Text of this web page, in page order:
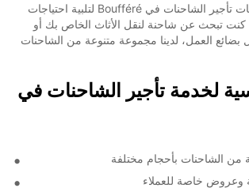
تقدم Europcar خدمات تأجير الشاحنات في Boufféré لتلبية احتياجات
كنت تبحث عن شاحنة لنقل الأثاث الخاص بك أو
بضائع العمل، لدينا مجموعة متنوعة من الشاحنات
لخدمة تأجير الشاحنات في
من الشاحنات بأحجام مختلفة
وعروض خاصة للعملاء